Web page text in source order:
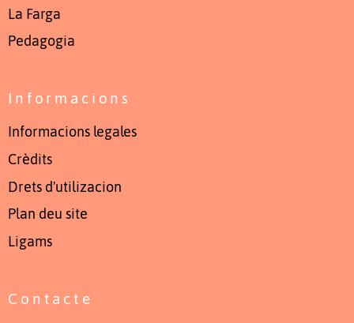
La Farga
Pedagogia
Informacions
Informacions legales
Crèdits
Drets d'utilizacion
Plan deu site
Ligams
Contacte